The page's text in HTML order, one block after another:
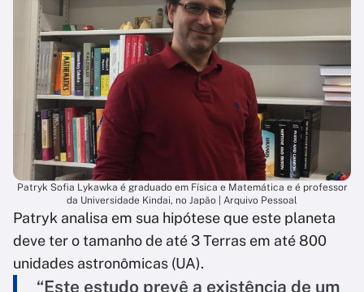
Patryk Sofia Lykawka é graduado em Física e Matemática e é professor
da Universidade Kindai, no Japão | Arquivo Pessoal
Patryk analisa em sua hipótese que este planeta
deve ter o tamanho de até 3 Terras em até 800
unidades astronômicas (UA).
“Este estudo prevê a existência de um